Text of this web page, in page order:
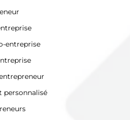
entreprise
personnalisé